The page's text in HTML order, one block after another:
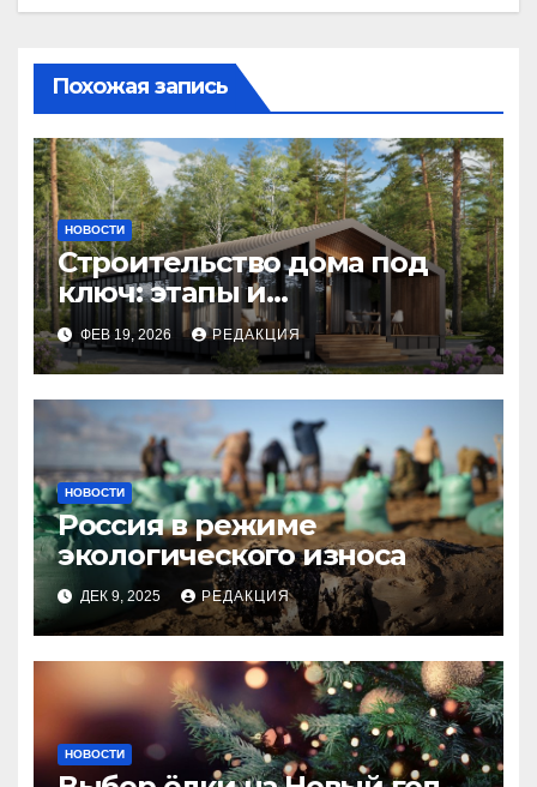
Похожая запись
НОВОСТИ
Строительство дома под
ключ: этапы и
планирование бюджета
ФЕВ 19, 2026 РЕДАКЦИЯ
НОВОСТИ
Россия в режиме
экологического износа
ДЕК 9, 2025 РЕДАКЦИЯ
НОВОСТИ